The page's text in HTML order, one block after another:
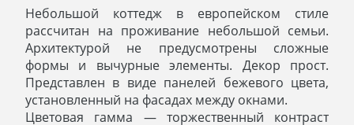
Небольшой коттедж в европейском стиле
рассчитан на проживание небольшой семьи.
Архитектурой не предусмотрены сложные
формы и вычурные элементы. Декор прост.
Представлен в виде панелей бежевого цвета,
установленный на фасадах между окнами.
Цветовая гамма — торжественный контраст